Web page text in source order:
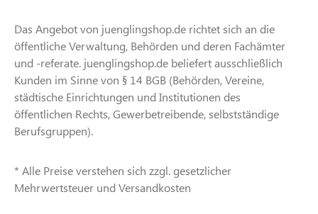
Das Angebot von juenglingshop.de richtet sich an die
öffentliche Verwaltung, Behörden und deren Fachämter
und -referate. juenglingshop.de beliefert ausschließlich
Kunden im Sinne von § 14 BGB (Behörden, Vereine,
städtische Einrichtungen und Institutionen des
öffentlichen Rechts, Gewerbetreibende, selbstständige
Berufsgruppen).
* Alle Preise verstehen sich zzgl. gesetzlicher
Mehrwertsteuer und Versandkosten